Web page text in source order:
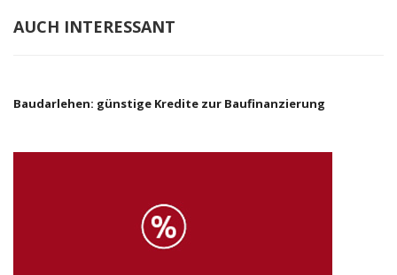
AUCH INTERESSANT
Baudarlehen: günstige Kredite zur Baufinanzierung